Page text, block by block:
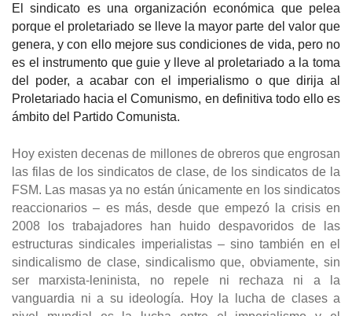
El sindicato es una organización económica que pelea
porque el proletariado se lleve la mayor parte del valor que
genera, y con ello mejore sus condiciones de vida, pero no
es el instrumento que guie y lleve al proletariado a la toma
del poder, a acabar con el imperialismo o que dirija al
Proletariado hacia el Comunismo, en definitiva todo ello es
ámbito del Partido Comunista.
Hoy existen decenas de millones de obreros que engrosan
las filas de los sindicatos de clase, de los sindicatos de la
FSM. Las masas ya no están únicamente en los sindicatos
reaccionarios – es más, desde que empezó la crisis en
2008 los trabajadores han huido despavoridos de las
estructuras sindicales imperialistas – sino también en el
sindicalismo de clase, sindicalismo que, obviamente, sin
ser marxista-leninista, no repele ni rechaza ni a la
vanguardia ni a su ideología. Hoy la lucha de clases a